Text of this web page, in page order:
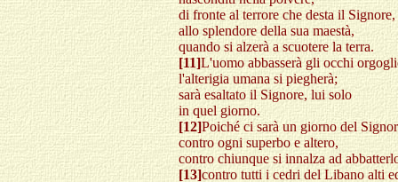
di fronte al terrore che desta il Signore,
allo splendore della sua maestà,
quando si alzerà a scuotere la terra.
[11]L'uomo abbasserà gli occhi
l'alterigia umana si piegherà;
sarà esaltato il Signore, lui solo
in quel giorno.
[12]Poiché ci sarà un giorno del
contro ogni superbo e altero,
contro chiunque si innalza ad
[13]contro tutti i cedri del Libano alti